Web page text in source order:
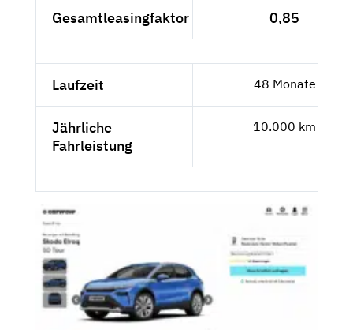
Gesamtleasingfaktor 0,85
Laufzeit 48 Monate
Jährliche
Fahrleistung
10.000 km